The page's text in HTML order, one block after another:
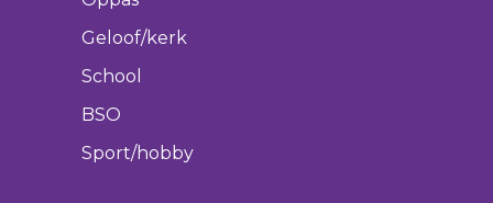
Geloof/kerk
School
BSO
Sport/hobby